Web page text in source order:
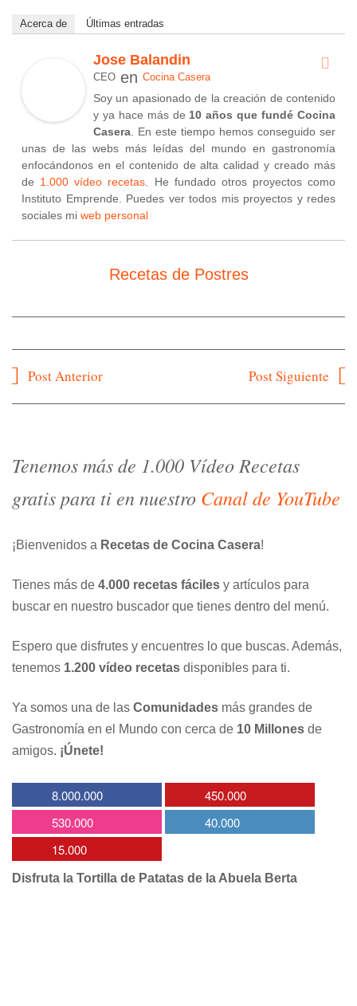
Acerca de Últimas entradas
Jose Balandin
CEO en Cocina Casera
Soy un apasionado de la creación de contenido
y ya hace más de 10 años que fundé Cocina
Casera . En este tiempo hemos conseguido ser
unas de las webs más leídas del mundo en gastronomía
enfocándonos en el contenido de alta calidad y creado más
de 1.000 vídeo recetas . He fundado otros proyectos como
Instituto Emprende. Puedes ver todos mis proyectos y redes
sociales mi web personal
Recetas de Postres
Navegación
Post Anterior Post Siguiente
Tenemos más de 1.000 Vídeo Recetas
gratis para ti en nuestro Canal de YouTube
¡Bienvenidos a Recetas de Cocina Casera!
Tienes más de 4.000 recetas fáciles y artículos para
buscar en nuestro buscador que tienes dentro del menú.
Espero que disfrutes y encuentres lo que buscas. Además,
tenemos 1.200 vídeo recetas disponibles para ti.
Ya somos una de las Comunidades más grandes de
Gastronomía en el Mundo con cerca de 10 Millones de
amigos. ¡Únete!
8.000.000
450.000
530.000
40.000
15.000
Disfruta la Tortilla de Patatas de la Abuela Berta